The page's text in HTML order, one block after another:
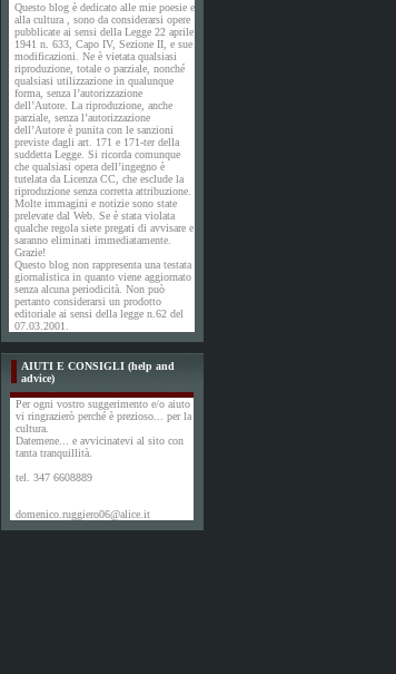
Questo blog è dedicato alle mie poesie e
alla cultura , sono da considerarsi opere
pubblicate ai sensi della Legge 22 aprile
1941 n. 633, Capo IV, Sezione II, e sue
modificazioni. Ne è vietata qualsiasi
riproduzione, totale o parziale, nonché
qualsiasi utilizzazione in qualunque
forma, senza l’autorizzazione
dell’Autore. La riproduzione, anche
parziale, senza l’autorizzazione
dell’Autore è punita con le sanzioni
previste dagli art. 171 e 171-ter della
suddetta Legge. Si ricorda comunque
che qualsiasi opera dell’ingegno è
tutelata da Licenza CC, che esclude la
riproduzione senza corretta attribuzione.
Molte immagini e notizie sono state
prelevate dal Web. Se è stata violata
qualche regola siete pregati di avvisare e
saranno eliminati immediatamente.
Grazie!
Questo blog non rappresenta una testata
giornalistica in quanto viene aggiornato
senza alcuna periodicità. Non può
pertanto considerarsi un prodotto
editoriale ai sensi della legge n.62 del
07.03.2001.
AIUTI E CONSIGLI (help and
advice)
Per ogni vostro suggerimento e/o aiuto
vi ringrazierò perché è prezioso... per la
cultura.
Datemene... e avvicinatevi al sito con
tanta tranquillità.
tel. 347 6608889
domenico.ruggiero06@alice.it